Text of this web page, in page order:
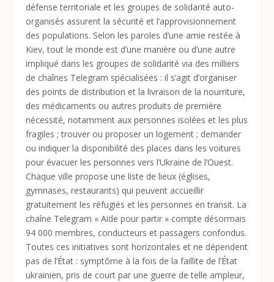
défense territoriale et les groupes de solidarité auto-
organisés assurent la sécurité et l’approvisionnement
des populations. Selon les paroles d’une amie restée à
Kiev, tout le monde est d’une manière ou d’une autre
impliqué dans les groupes de solidarité via des milliers
de chaînes Telegram spécialisées : il s’agit d’organiser
des points de distribution et la livraison de la nourriture,
des médicaments ou autres produits de première
nécessité, notamment aux personnes isolées et les plus
fragiles ; trouver ou proposer un logement ; demander
ou indiquer la disponibilité des places dans les voitures
pour évacuer les personnes vers l’Ukraine de l’Ouest.
Chaque ville propose une liste de lieux (églises,
gymnases, restaurants) qui peuvent accueillir
gratuitement les réfugiés et les personnes en transit. La
chaîne Telegram « Aide pour partir » compte désormais
94 000 membres, conducteurs et passagers confondus.
Toutes ces initiatives sont horizontales et ne dépendent
pas de l’État : symptôme à la fois de la faillite de l’État
ukrainien, pris de court par une guerre de telle ampleur,